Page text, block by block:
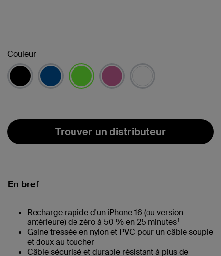
Couleur
Trouver un distributeur
En bref
Recharge rapide d'un iPhone 16 (ou version
antérieure) de zéro à 50 % en 25 minutes†
Gaine tressée en nylon et PVC pour un câble souple
et doux au toucher
Câble sécurisé et durable résistant à plus de